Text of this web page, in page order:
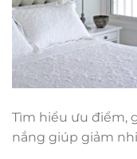
Tìm hiểu ưu điểm,
nắng giúp giảm